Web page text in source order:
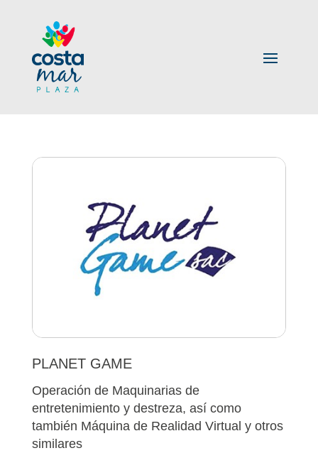
PLANET GAME
Operación de Maquinarias de
entretenimiento y destreza, así como
también Máquina de Realidad Virtual y otros
similares